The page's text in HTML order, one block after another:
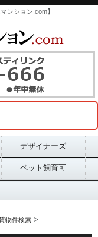
ンション.com】
デザイナーズ
ペット飼育可
物件検索 >